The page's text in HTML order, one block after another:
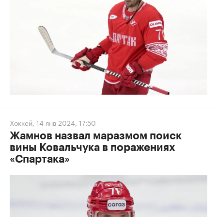
Хоккей, 14 янв 2024, 17:50
Жамнов назвал маразмом поиск
вины Ковальчука в поражениях
«Спартака»